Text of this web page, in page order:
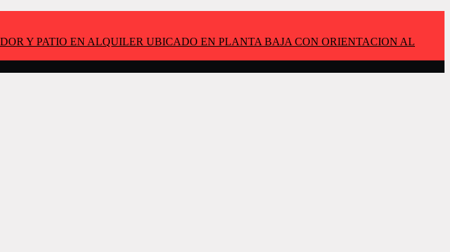
Y PATIO EN ALQUILER UBICADO EN PLANTA BAJA CON ORIENTACION AL